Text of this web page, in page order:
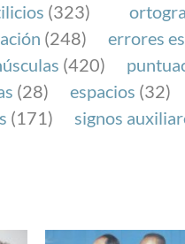
(323)
(248)
errores
(420)
(28) espacios (32)
(171)
signos